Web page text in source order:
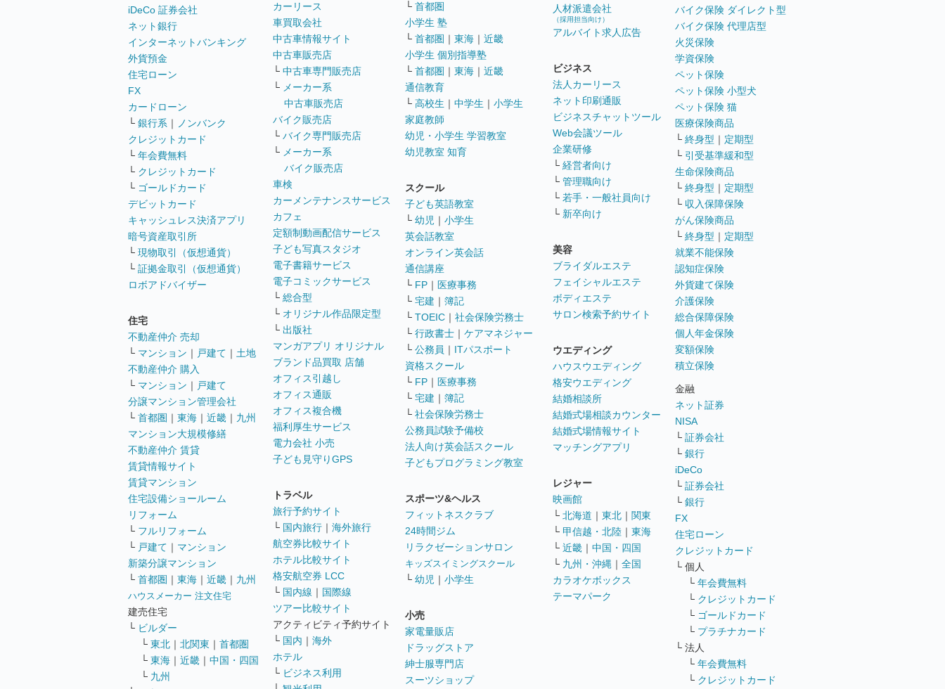
iDeCo 証券会社
ネット銀行
インターネットバンキング
外貨預金
住宅ローン
FX
カードローン
└ 銀行系 ｜
ノンバンク
クレジットカード
└ 年会費無料
└ クレジットカード
└ ゴールドカード
デビットカード
キャッシュレス決済アプリ
暗号資産取引所
└ 現物取引（仮想通貨）
└ 証拠金取引（仮想通貨）
ロボアドバイザー
住宅
不動産仲介 売却
└ マンション ｜ 戸建て ｜ 土地
不動産仲介 購入
└ マンション ｜ 戸建て
分譲マンション管理会社
└ 首都圏 ｜ 東海 ｜ 近畿 ｜ 九州
マンション大規模修繕
不動産仲介 賃貸
賃貸情報サイト
賃貸マンション
住宅設備ショールーム
リフォーム
└ フルリフォーム
└ 戸建て ｜ マンション
新築分譲マンション
└ 首都圏 ｜ 東海 ｜ 近畿 ｜ 九州
ハウスメーカー 注文住宅
建売住宅
└ ビルダー
└ 東北 ｜ 北関東 ｜ 首都圏
└ 東海 ｜ 近畿 ｜ 中国・四国
└ 九州
カーリース
車買取会社
中古車情報サイト
中古車販売店
└ 中古車専門販売店
└ メーカー系
中古車販売店
バイク販売店
└ バイク専門販売店
└ メーカー系
バイク販売店
車検
カーメンテナンスサービス
カフェ
定額制動画配信サービス
子ども写真スタジオ
電子書籍サービス
電子コミックサービス
└ 総合型
└ オリジナル作品限定型
└ 出版社
マンガアプリ オリジナル
ブランド品買取 店舗
オフィス引越し
オフィス通販
オフィス複合機
福利厚生サービス
電力会社 小売
子ども見守りGPS
トラベル
旅行予約サイト
└ 国内旅行 ｜ 海外旅行
航空券比較サイト
ホテル比較サイト
格安航空券 LCC
└ 国内線 ｜ 国際線
ツアー比較サイト
アクティビティ予約サイト
└ 国内 ｜ 海外
ホテル
└ ビジネス利用
└ 首都圏
小学生 塾
└ 首都圏 ｜ 東海 ｜ 近畿
小学生 個別指導塾
└ 首都圏 ｜ 東海 ｜ 近畿
通信教育
└ 高校生 ｜ 中学生 ｜ 小学生
家庭教師
幼児・小学生 学習教室
幼児教室 知育
スクール
子ども英語教室
└ 幼児 ｜ 小学生
英会話教室
オンライン英会話
通信講座
└ FP ｜ 医療事務
└ 宅建 ｜ 簿記
└ TOEIC ｜ 社会保険労務士
└ 行政書士 ｜ ケアマネジャー
└ 公務員 ｜ ITパスポート
資格スクール
└ FP ｜ 医療事務
└ 宅建 ｜ 簿記
└ 社会保険労務士
公務員試験予備校
法人向け英会話スクール
子どもプログラミング教室
スポーツ&ヘルス
フィットネスクラブ
24時間ジム
リラクゼーションサロン
キッズスイミングスクール
└ 幼児 ｜ 小学生
小売
家電量販店
ドラッグストア
紳士服専門店
スーツショップ
人材派遣会社
（採用担当向け）
アルバイト求人広告
ビジネス
法人カーリース
ネット印刷通販
ビジネスチャットツール
Web会議ツール
企業研修
└ 経営者向け
└ 管理職向け
└ 若手・一般社員向け
└ 新卒向け
美容
ブライダルエステ
フェイシャルエステ
ボディエステ
サロン検索予約サイト
ウエディング
ハウスウエディング
格安ウエディング
結婚相談所
結婚式場相談カウンター
結婚式場情報サイト
マッチングアプリ
レジャー
映画館
└ 北海道 ｜ 東北 ｜ 関東
└ 甲信越・北陸 ｜ 東海
└ 近畿 ｜ 中国・四国
└ 九州・沖縄 ｜ 全国
カラオケボックス
テーマパーク
バイク保険 ダイレクト型
バイク保険 代理店型
火災保険
学資保険
ペット保険
ペット保険 小型犬
ペット保険 猫
医療保険商品
└ 終身型 ｜ 定期型
└ 引受基準緩和型
生命保険商品
└ 終身型 ｜ 定期型
└ 収入保障保険
がん保険商品
└ 終身型 ｜ 定期型
就業不能保険
認知症保険
外貨建て保険
介護保険
総合保障保険
個人年金保険
変額保険
積立保険
金融
ネット証券
NISA
└ 証券会社
└ 銀行
iDeCo
└ 証券会社
└ 銀行
FX
住宅ローン
クレジットカード
└ 個人
└ 年会費無料
└ クレジットカード
└ ゴールドカード
└ プラチナカード
└ 法人
└ 年会費無料
└ クレジットカード